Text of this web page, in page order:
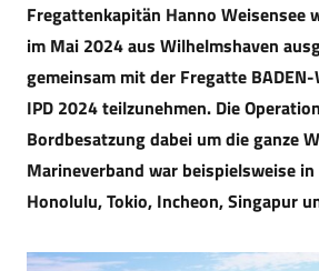
Fregattenkapitän Hanno Weisensee
im Mai 2024 aus Wilhelmshaven
gemeinsam mit der Fregatte BADEN-
IPD 2024 teilzunehmen. Die
Bordbesatzung dabei um die ganze
Marineverband war beispielsweise in
Honolulu, Tokio, Incheon, Singapur